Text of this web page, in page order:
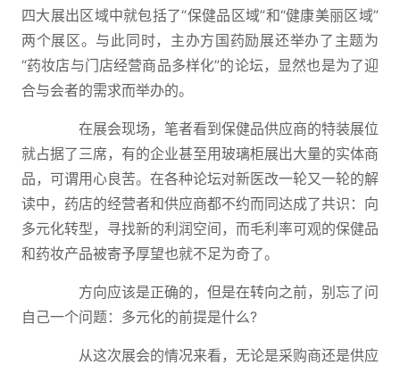
四大展出区域中就包括了“保健品区域”和“健康美丽区域”
两个展区。与此同时，主办方国药励展还举办了主题为
“药妆店与门店经营商品多样化”的论坛，显然也是为了迎
合与会者的需求而举办的。
在展会现场，笔者看到保健品供应商的特装展位
就占据了三席，有的企业甚至用玻璃柜展出大量的实体商
品，可谓用心良苦。在各种论坛对新医改一轮又一轮的解
读中，药店的经营者和供应商都不约而同达成了共识：向
多元化转型，寻找新的利润空间，而毛利率可观的保健品
和药妆产品被寄予厚望也就不足为奇了。
方向应该是正确的，但是在转向之前，别忘了问
自己一个问题：多元化的前提是什么?
从这次展会的情况来看，无论是采购商还是供应